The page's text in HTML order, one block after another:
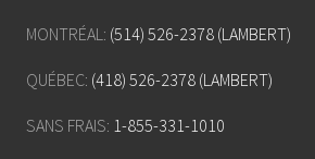
MONTRÉAL: (514) 526-2378 (LAMBERT)
QUÉBEC: (418) 526-2378 (LAMBERT)
SANS FRAIS: 1-855-331-1010